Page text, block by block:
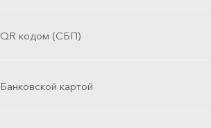
QR кодом (СБП)
Банковской картой